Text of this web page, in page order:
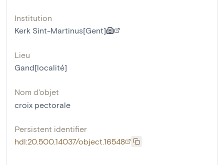
Institution
Kerk Sint-Martinus[Gent]
Lieu
Gand[localité]
Nom d'objet
croix pectorale
Persistent identifier
hdl:20.500.14037/object.16548